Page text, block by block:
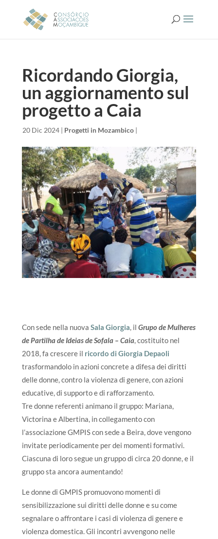
Ricordando Giorgia,
un aggiornamento sul
progetto a Caia
20 Dic 2024| Progetti in Mozambico|
Con sede nella nuova Sala Giorgia , il Grupo de Mulheres
de Partilha de Ideias de Sofala – Caia, costituito nel
2018, fa crescere il ricordo di Giorgia Depaoli
trasformandolo in azioni concrete a difesa dei diritti
delle donne, contro la violenza di genere, con azioni
educative, di supporto e di rafforzamento.
Tre donne referenti animano il gruppo: Mariana,
Victorina e Albertina, in collegamento con
l’associazione GMPIS con sede a Beira, dove vengono
invitate periodicamente per dei momenti formativi.
Ciascuna di loro segue un gruppo di circa 20 donne, e il
gruppo sta ancora aumentando!
Le donne di GMPIS promuovono momenti di
sensibilizzazione sui diritti delle donne e su come
segnalare o affrontare i casi di violenza di genere e
violenza domestica. Gli incontri avvengono nelle